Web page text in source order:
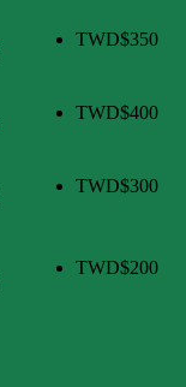
TWD$350
TWD$400
TWD$300
TWD$200